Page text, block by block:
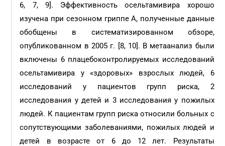
6, 7, 9]. Эффективность осельтамивира хорошо
изучена при сезонном гриппе А, полученные данные
обобщены в систематизированном обзоре,
опубликованном в 2005 г. [8, 10]. В метаанализ были
включены 6 плацебоконтролируемых исследований
осельтамивира у «здоровых» взрослых людей, 6
исследований у пациентов групп риска, 2
исследования у детей и 3 исследования у пожилых
людей. К пациентам групп риска относили больных с
сопутствующими заболеваниями, пожилых людей и
детей в возрасте от 6 до 12 лет. Результаты